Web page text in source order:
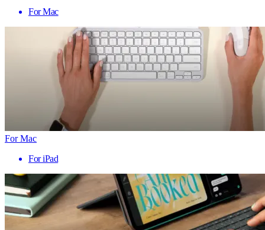
For Mac
For Mac
For iPad